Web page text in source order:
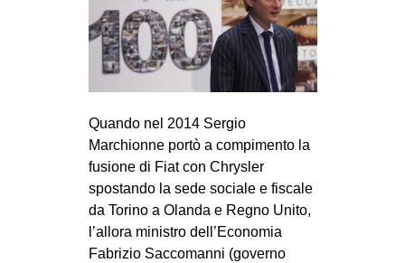
MSM
STUDENTI TSUNAMI
MILANO
MOBILITAZIONI
SPAZI
SPORT POPOLARE
MOVIMENTI
Quando nel 2014 Sergio
Marchionne portò a compimento la
fusione di Fiat con Chrysler
spostando la sede sociale e fiscale
da Torino a Olanda e Regno Unito,
l’allora ministro dell’Economia
Fabrizio Saccomanni (governo